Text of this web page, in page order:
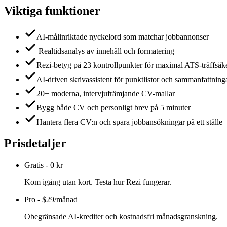
Viktiga funktioner
AI-målinriktade nyckelord som matchar jobbannonser
Realtidsanalys av innehåll och formatering
Rezi-betyg på 23 kontrollpunkter för maximal ATS-
AI-driven skrivassistent för punktlistor och
20+ moderna, intervjufrämjande CV-mallar
Bygg både CV och personligt brev på 5 minuter
Hantera flera CV:n och spara jobbansökningar på ett ställe
Prisdetaljer
Gratis - 0 kr
Kom igång utan kort. Testa hur Rezi fungerar.
Pro - $29/månad
Obegränsade AI-krediter och kostnadsfri månadsgranskning.